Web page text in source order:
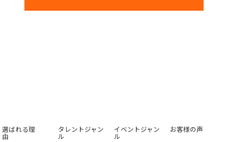
選ばれる理
由
タレントジャン
ル
イベントジャン
ル
お客様の声